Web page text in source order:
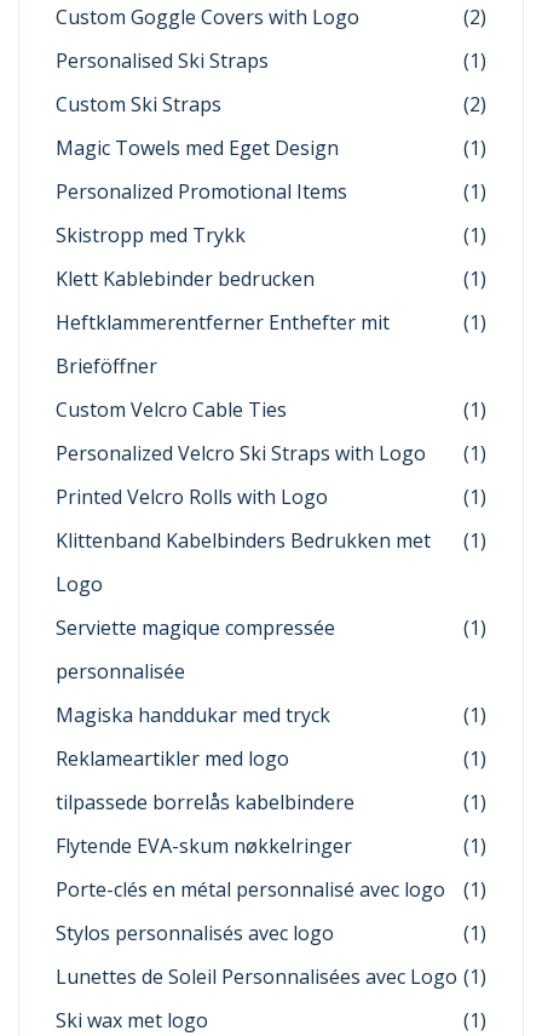
Custom Goggle Covers with Logo
(2)
Personalised Ski Straps
(1)
Custom Ski Straps
(2)
Magic Towels med Eget Design
(1)
Personalized Promotional Items
(1)
Skistropp med Trykk
(1)
Klett Kablebinder bedrucken
(1)
Heftklammerentferner Enthefter mit
Brieföffner
(1)
Custom Velcro Cable Ties
(1)
Personalized Velcro Ski Straps with Logo
(1)
Printed Velcro Rolls with Logo
(1)
Klittenband Kabelbinders Bedrukken met
Logo
(1)
Serviette magique compressée
personnalisée
(1)
Magiska handdukar med tryck
(1)
Reklameartikler med logo
(1)
tilpassede borrelås kabelbindere
(1)
Flytende EVA-skum nøkkelringer
(1)
Porte-clés en métal personnalisé avec logo
(1)
Stylos personnalisés avec logo
(1)
Lunettes de Soleil Personnalisées avec Logo (1)
Ski wax met logo
(1)